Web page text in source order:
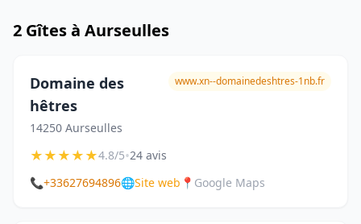
2 Gîtes à Aurseulles
Domaine des
hêtres
14250 Aurseulles
www.xn--domainedeshtres-1nb.fr
★★★★★4.8/5•24 avis
📞+33627694896🌐Site web 📍 Google Maps